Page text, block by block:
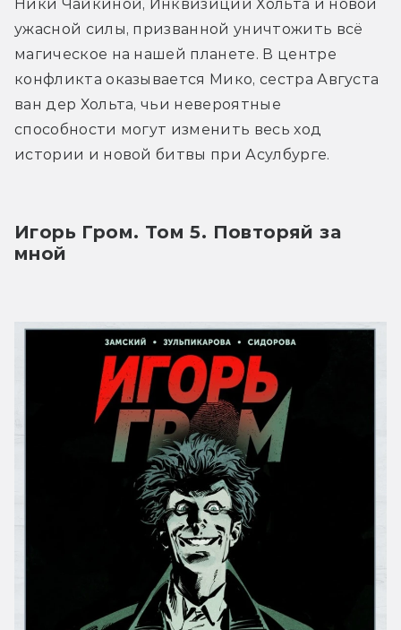
Ники Чайкиной, Инквизиции Хольта и новой
ужасной силы, призванной уничтожить всё
магическое на нашей планете. В центре
конфликта оказывается Мико, сестра Августа
ван дер Хольта, чьи невероятные
способности могут изменить весь ход
истории и новой битвы при Асулбурге.
Игорь Гром. Том 5. Повторяй за
мной